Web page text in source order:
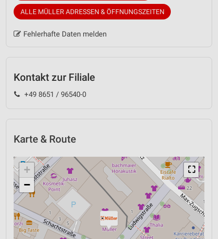
ALLE MÜLLER ADRESSEN & ÖFFNUNGSZEITEN
Fehlerhafte Daten melden
Kontakt zur Filiale
+49 8651 / 96540-0
Karte & Route
⛶
+
−